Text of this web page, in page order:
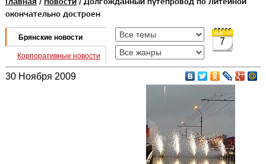
окончательно достроен
Брянские новости
Корпоративные новости
7
30 Ноября 2009